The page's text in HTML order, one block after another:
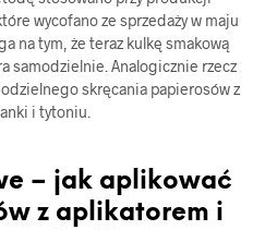
wycofano ze sprzedaży w maju
na tym, że teraz kulkę smakową
samodzielnie. Analogicznie rzecz
skręcania papierosów z
i tytoniu.
– jak aplikować
z aplikatorem i